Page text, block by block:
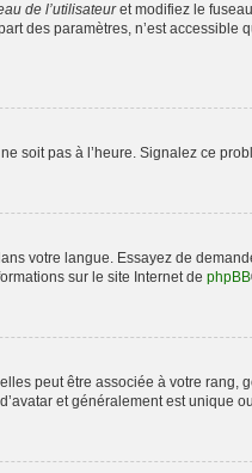
de l’utilisateuret modifiez le
des paramètres, n’est accessible
soit pas à l’heure. Signalez ce
votre langue. Essayez de
sur le site Internet de phpBB
peut être associée à votre
et généralement est unique